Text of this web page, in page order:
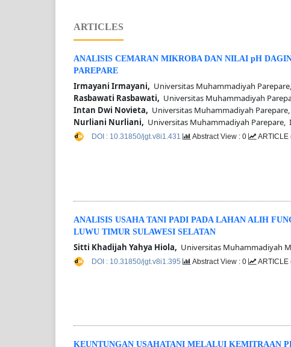
ARTICLES
ANALISIS CEMARAN MIKROBA DAN NILAI pH
PAREPARE
Irmayani Irmayani, Universitas Muhammadiyah
Rasbawati Rasbawati, Universitas Muhammadiyah
Intan Dwi Novieta, Universitas Muhammadiyah
Nurliani Nurliani, Universitas Muhammadiyah Parepare,
DOI : 10.31850/jgt.v8i1.431 Abstract View : 0 ARTICLE
ANALISIS USAHA TANI PADI PADA LAHAN ALIH
LUWU TIMUR SULAWESI SELATAN
Sitti Khadijah Yahya Hiola, Universitas Muhammadiyah
DOI : 10.31850/jgt.v8i1.395 Abstract View : 0 ARTICLE
KEUNTUNGAN USAHATANI MELALUI KEMITRAAN